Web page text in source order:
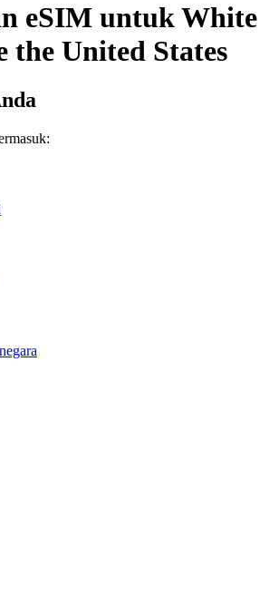
eSIM untukWhite
the United States
negara